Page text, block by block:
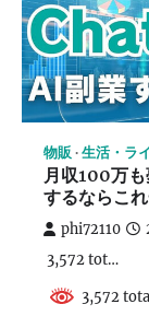
物販 生活・ラ
月収100万
するならこ
phi72110
3,572 tot…
3,572